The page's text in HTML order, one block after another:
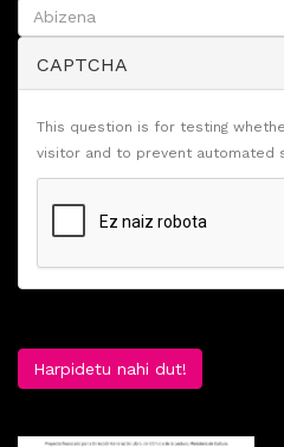
CAPTCHA
This question is for testing
visitor and to prevent automated
Harpidetu nahi dut!